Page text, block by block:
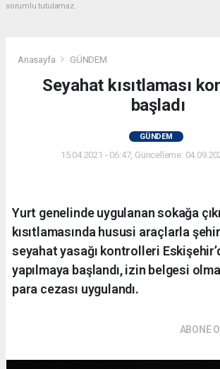
sorumlu tutulamaz.
Anasayfa GÜNDEM
Seyahat kısıtlaması
başladı
GÜNDEM
15.04.2021 - 06:47, Güncelleme:
Yurt genelinde uygulanan sokağa
kısıtlamasında hususi araçlarla
seyahat yasağı kontrolleri
yapılmaya başlandı, izin belgesi
para cezası uygulandı.
ABONE